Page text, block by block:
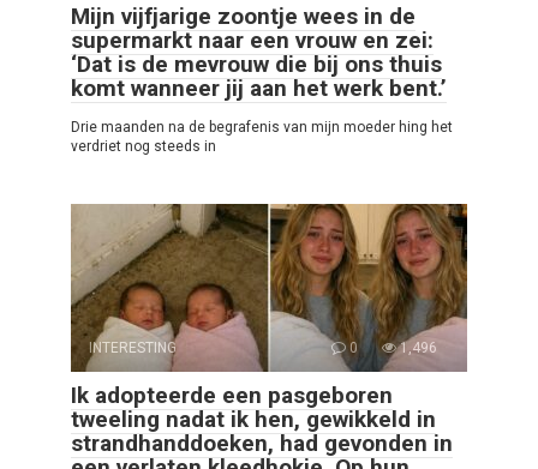
Mijn vijfjarige zoontje wees in de
supermarkt naar een vrouw en zei:
‘Dat is de mevrouw die bij ons thuis
komt wanneer jij aan het werk bent.’
Drie maanden na de begrafenis van mijn moeder hing het
verdriet nog steeds in
INTERESTING 0 1,496
Ik adopteerde een pasgeboren
tweeling nadat ik hen, gewikkeld in
strandhanddoeken, had gevonden in